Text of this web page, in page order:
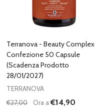
Terranova - Beauty Complex
Confezione 50 Capsule
(Scadenza Prodotto
28/01/2027)
TERRANOVA
€27,00
Ora a€14,90